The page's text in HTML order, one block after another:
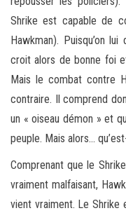
Shrike est capable de
Hawkman). Puisqu’on
croit alors de bonne foi
Mais le combat contre
contraire. Il comprend
un « oiseau démon » et
peuple. Mais alors…
Comprenant que le
vraiment malfaisant,
vient vraiment. Le Shrike